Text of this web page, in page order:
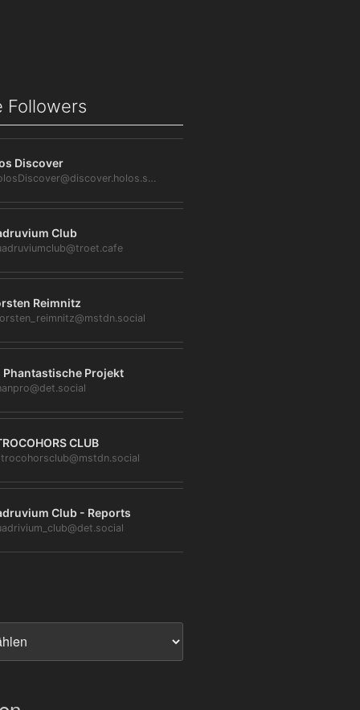
Followers
Discover
@HolosDiscover@discover.holos.social
Club
Reimnitz
Phantastische Projekt
CLUB
Club - Reports